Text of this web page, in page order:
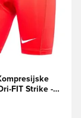
FIT Strike -